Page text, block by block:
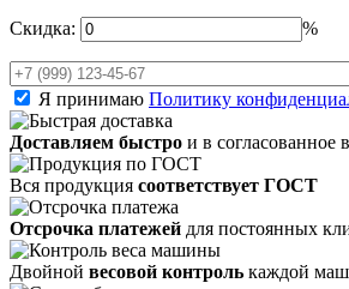
Скидка: %
Я принимаю Политику
Доставляем быстро и в согласованное
Вся продукция соответствует ГОСТ
Отсрочка платежей для постоянных
Двойной весовой контроль каждой